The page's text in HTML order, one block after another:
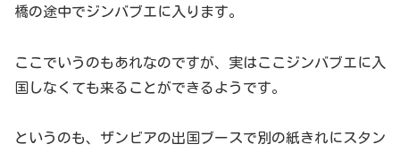
橋の途中でジンバブエに入ります。
ここでいうのもあれなのですが、実はここジンバブエに入
国しなくても来ることができるようです。
というのも、ザンビアの出国ブースで別の紙きれにスタン